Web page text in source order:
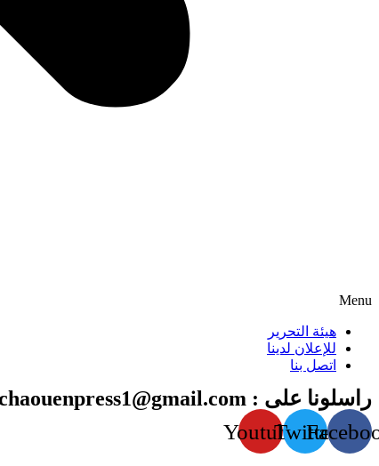
Menu
هيئة التحرير
للإعلان لدينا
اتصل بنا
راسلونا على : chaouenpress1@gmail.com
Twitter
Youtube